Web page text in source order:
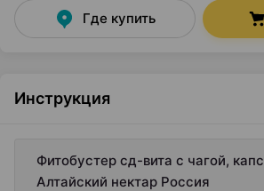
Где купить
Инструкция
Фитобустер сд-вита с чагой,
Алтайский нектар Россия